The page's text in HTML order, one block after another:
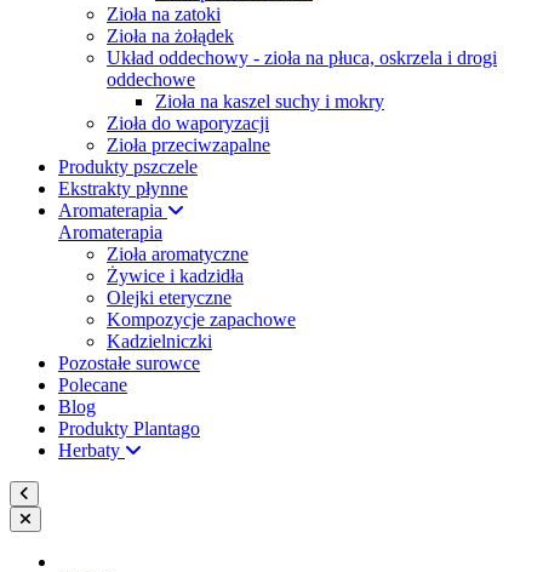
Zioła na zatoki
Zioła na żołądek
Układ oddechowy - zioła na płuca, oskrzela i drogi
oddechowe
Zioła na kaszel suchy i mokry
Zioła do waporyzacji
Zioła przeciwzapalne
Produkty pszczele
Ekstrakty płynne
Aromaterapia
Aromaterapia
Zioła aromatyczne
Żywice i kadzidła
Olejki eteryczne
Kompozycje zapachowe
Kadzielniczki
Pozostałe surowce
Polecane
Blog
Produkty Plantago
Herbaty